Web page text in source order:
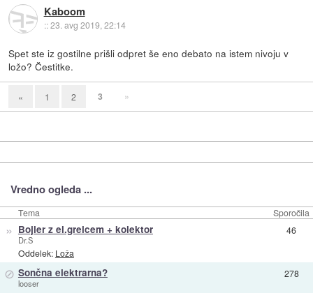
Kaboom
::23. avg 2019, 22:14
Spet ste iz gostilne prišli odpret še eno debato na istem nivoju v
ložo? Čestitke.
« 1 2 3 »
Vredno ogleda ...
Tema Sporočila
» Bojler z el.grelcem + kolektor
Dr.S
Oddelek: Loža
46
⊘ Sončna elektrarna?
looser
278